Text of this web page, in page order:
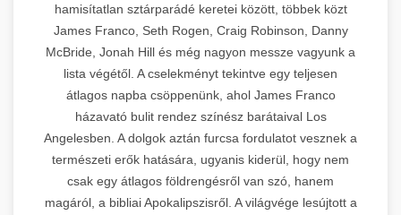
hamisítatlan sztárparádé keretei között, többek közt
James Franco, Seth Rogen, Craig Robinson, Danny
McBride, Jonah Hill és még nagyon messze vagyunk a
lista végétől. A cselekményt tekintve egy teljesen
átlagos napba csöppenünk, ahol James Franco
házavató bulit rendez színész barátaival Los
Angelesben. A dolgok aztán furcsa fordulatot vesznek a
természeti erők hatására, ugyanis kiderül, hogy nem
csak egy átlagos földrengésről van szó, hanem
magáról, a bibliai Apokalipszisről. A világvége lesújtott a